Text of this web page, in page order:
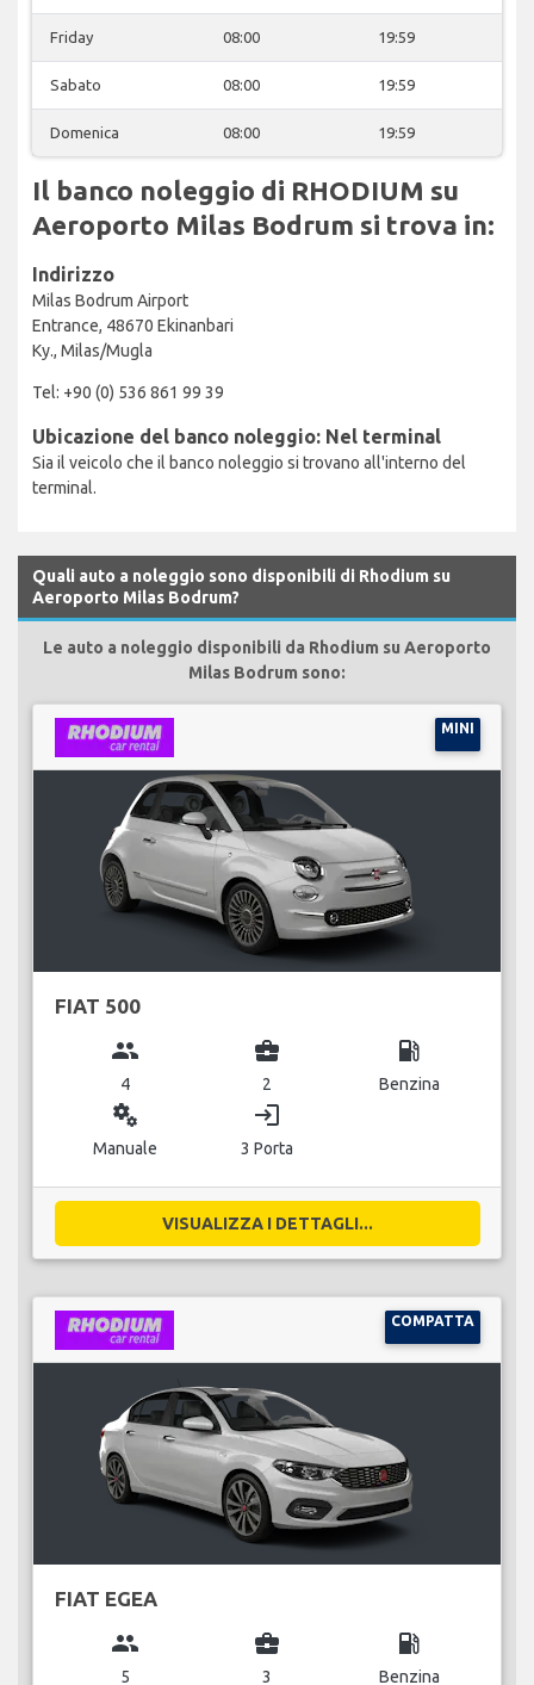
Friday 08:00 19:59
Sabato 08:00 19:59
Domenica 08:00 19:59
Il banco noleggio di RHODIUM su
Aeroporto Milas Bodrum si trova in:
Indirizzo
Milas Bodrum Airport
Entrance, 48670 Ekinanbari
Ky., Milas/Mugla
Tel: +90 (0) 536 861 99 39
Ubicazione del banco noleggio: Nel terminal
Sia il veicolo che il banco noleggio si trovano all'interno del
terminal.
Quali auto a noleggio sono disponibili di Rhodium su
Aeroporto Milas Bodrum?
Le auto a noleggio disponibili da Rhodium su Aeroporto
Milas Bodrum sono:
MINI
FIAT 500
group
4
business_center
2
local_gas_station
Benzina
miscellaneous_services
Manuale
login
3 Porta
VISUALIZZA I DETTAGLI...
COMPATTA
FIAT EGEA
group
5
business_center
3
local_gas_station
Benzina